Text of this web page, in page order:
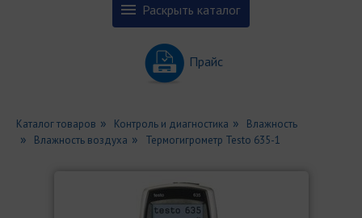
Раскрыть каталог
Прайс
Каталог товаров Контроль и диагностика
Влажность
Влажность воздуха
Термогигрометр Testo 635-1